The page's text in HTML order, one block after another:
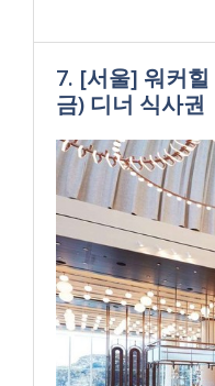
7. [서울] 워커
금) 디너 식사권